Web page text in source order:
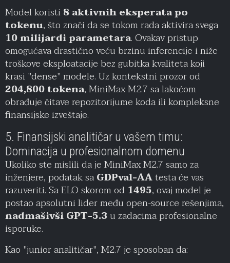
Model koristi8 aktivnih eksperata po
tokenu, što znači da se tokom rada aktivira svega
10 milijardi parametara. Ovakav pristup
omogućava drastično veću brzinu inferencije i niže
troškove eksploatacije bez gubitka kvaliteta koji
krasi "dense" modele. Uz kontekstni prozor od
204,800 tokena, MiniMax M2.7 sa lakoćom
obrađuje čitave repozitorijume koda ili kompleksne
finansijske izveštaje.
5. Finansijski analitičar u vašem timu:
Dominacija u profesionalnom domenu
Ukoliko ste mislili da je MiniMax M2.7 samo za
inženjere, podatak saGDPval-AAtesta će vas
razuveriti. Sa ELO skorom od 1495, ovaj model je
postao apsolutni lider među open-source rešenjima,
nadmašivši GPT-5.3 u zadacima profesionalne
isporuke.
Kao "junior analitičar", M2.7 je sposoban da: